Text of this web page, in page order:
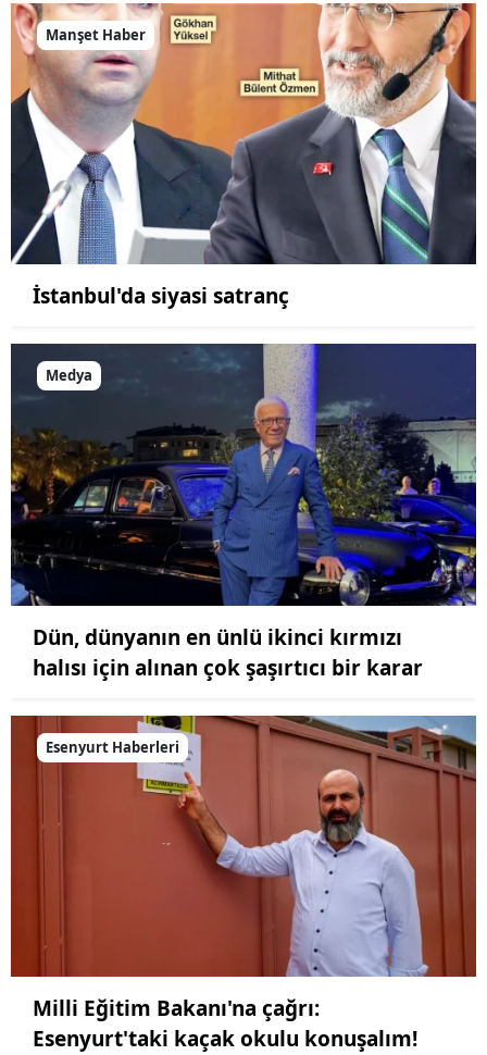
Manşet Haber
İstanbul'da siyasi satranç
Medya
Dün, dünyanın en ünlü ikinci kırmızı
halısı için alınan çok şaşırtıcı bir karar
Esenyurt Haberleri
Milli Eğitim Bakanı'na çağrı:
Esenyurt'taki kaçak okulu konuşalım!